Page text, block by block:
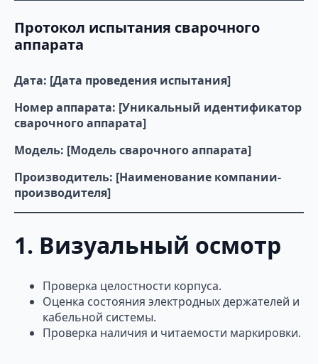
Протокол испытания сварочного
аппарата
Дата: [Дата проведения испытания]
Номер аппарата: [Уникальный идентификатор
сварочного аппарата]
Модель: [Модель сварочного аппарата]
Производитель: [Наименование компании-
производителя]
1. Визуальный осмотр
Проверка целостности корпуса.
Оценка состояния электродных держателей и
кабельной системы.
Проверка наличия и читаемости маркировки.